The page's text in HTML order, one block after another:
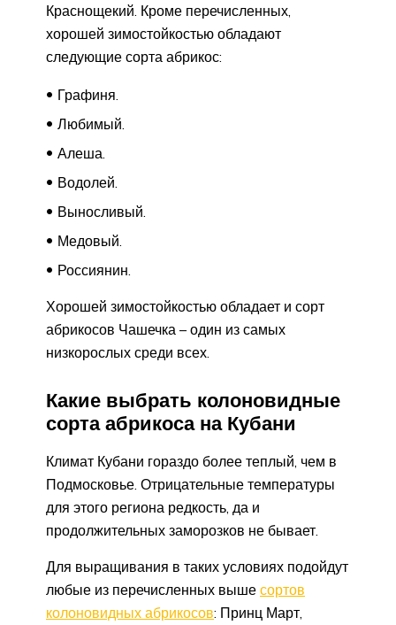
Краснощекий. Кроме перечисленных,
хорошей зимостойкостью обладают
следующие сорта абрикос:
Графиня.
Любимый.
Алеша.
Водолей.
Выносливый.
Медовый.
Россиянин.
Хорошей зимостойкостью обладает и сорт
абрикосов Чашечка – один из самых
низкорослых среди всех.
Какие выбрать колоновидные
сорта абрикоса на Кубани
Климат Кубани гораздо более теплый, чем в
Подмосковье. Отрицательные температуры
для этого региона редкость, да и
продолжительных заморозков не бывает.
Для выращивания в таких условиях подойдут
любые из перечисленных выше сортов
колоновидных абрикосов: Принц Март,